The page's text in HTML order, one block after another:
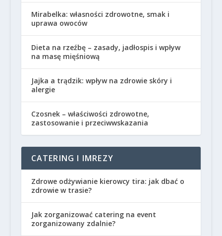
Mirabelka: własności zdrowotne, smak i
uprawa owoców
Dieta na rzeźbę – zasady, jadłospis i wpływ
na masę mięśniową
Jajka a trądzik: wpływ na zdrowie skóry i
alergie
Czosnek – właściwości zdrowotne,
zastosowanie i przeciwwskazania
CATERING I IMREZY
Zdrowe odżywianie kierowcy tira: jak dbać o
zdrowie w trasie?
Jak zorganizować catering na event
zorganizowany zdalnie?